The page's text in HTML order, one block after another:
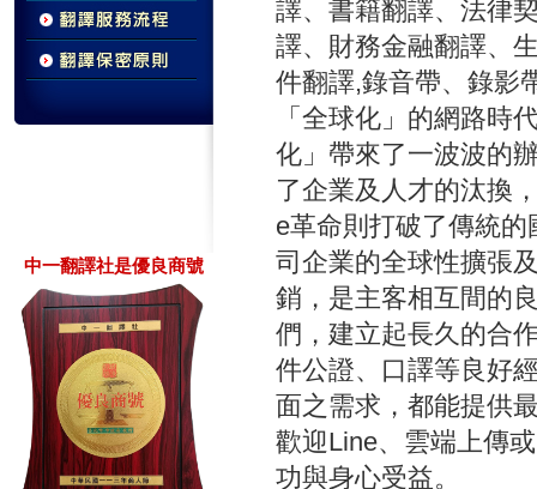
中一翻譯社是優良商號
譯、書籍翻譯、法律
譯、財務金融翻譯、
件翻譯,錄音帶、錄影
「全球化」的網路時
化」帶來了一波波的
了企業及人才的汰換
e革命則打破了傳統
司企業的全球性擴張
銷，是主客相互間的
們，建立起長久的合
件公證、口譯等良好
面之需求，都能提供
歡迎Line、雲端上傳
功與身心受益。